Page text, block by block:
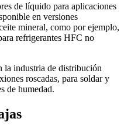
de líquido para aplicaciones
en versiones
mineral, como por ejemplo,
refrigerantes HFC no
la industria de distribución
roscadas, para soldar y
de humedad.